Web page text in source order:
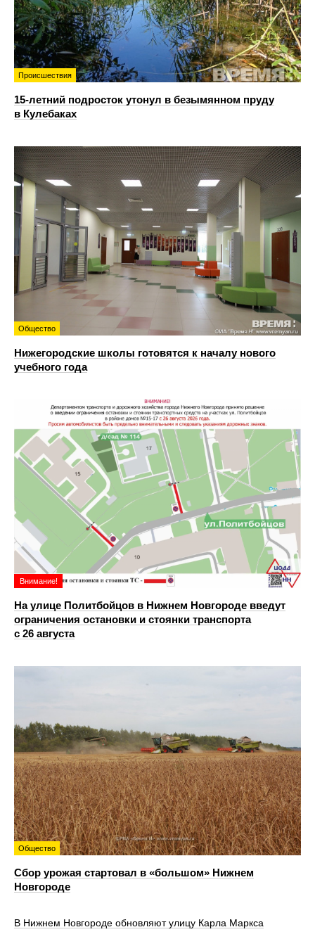
Происшествия
15-летний подросток утонул в безымянном пруду
в Кулебаках
Общество
Нижегородские школы готовятся к началу нового
учебного года
Внимание!
На улице Политбойцов в Нижнем Новгороде введут
ограничения остановки и стоянки транспорта
с 26 августа
Общество
Сбор урожая стартовал в «большом» Нижнем
Новгороде
В Нижнем Новгороде обновляют улицу Карла Маркса